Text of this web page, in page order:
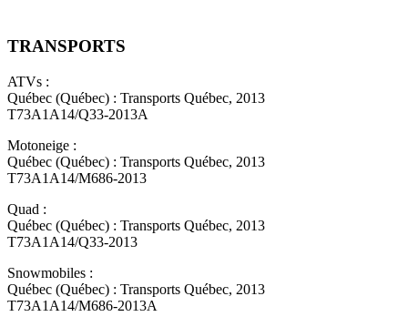
TRANSPORTS
ATVs :
Québec (Québec) : Transports Québec, 2013
T73A1A14/Q33-2013A
Motoneige :
Québec (Québec) : Transports Québec, 2013
T73A1A14/M686-2013
Quad :
Québec (Québec) : Transports Québec, 2013
T73A1A14/Q33-2013
Snowmobiles :
Québec (Québec) : Transports Québec, 2013
T73A1A14/M686-2013A